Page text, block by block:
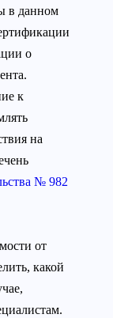
в данном
о
к
на
№ 982
от
какой